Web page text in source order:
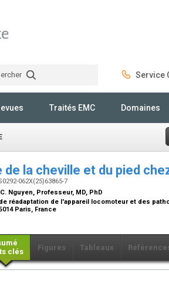
Service
Traités EMC Domaines
de la cheville et du pied
062X(25)63865-7
Nguyen, Professeur, MD, PhD
réadaptation de l'appareil locomoteur et des
Paris, France
clés
Figures Tableaux